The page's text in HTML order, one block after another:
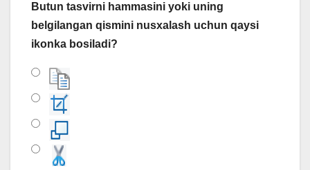
Butun tasvirni hammasini yoki uning
belgilangan qismini nusxalash uchun qaysi
ikonka bosiladi?